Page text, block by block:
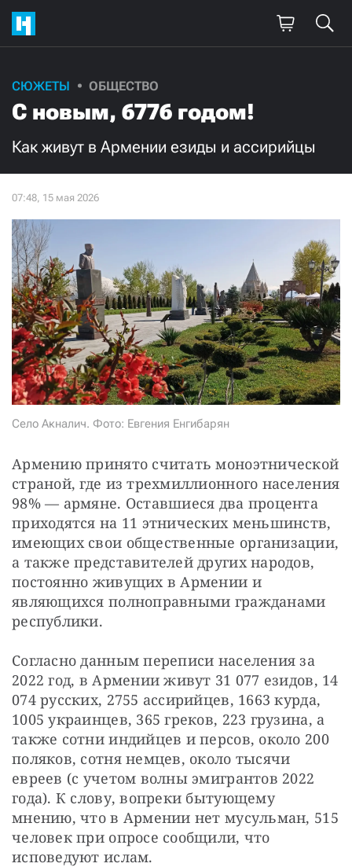
СЮЖЕТЫ ОБЩЕСТВО
С новым, 6776 годом!
Как живут в Армении езиды и ассирийцы
Село Акналич. Фото: Евгения Енгибарян
Армению принято считать моноэтнической
страной, где из трехмиллионного населения
98% — армяне. Оставшиеся два процента
приходятся на 11 этнических меньшинств,
имеющих свои общественные организации,
а также представителей других народов,
постоянно живущих в Армении и
являющихся полноправными гражданами
республики.
Согласно данным переписи населения за
2022 год, в Армении живут 31 077 езидов, 14
074 русских, 2755 ассирийцев, 1663 курда,
1005 украинцев, 365 греков, 223 грузина, а
также сотни индийцев и персов, около 200
поляков, сотня немцев, около тысячи
евреев (с учетом волны эмигрантов 2022
года). К слову, вопреки бытующему
мнению, что в Армении нет мусульман, 515
человек при опросе сообщили, что
исповедуют ислам.
Поддержите
нашу работу!
Ежемесячно Разово
3000
Нажимая кнопку «Стать соучастником»,
я принимаю условия и подтверждаю свое гражданство РФ
СТАТЬ СОУЧАСТНИКОМ
ПОДЕЛИТЬСЯ С ДРУЗЬЯМИ
Если у вас есть вопросы, пишите donate@novayagazeta.ruили
звоните:
+7 (929) 612-03-68